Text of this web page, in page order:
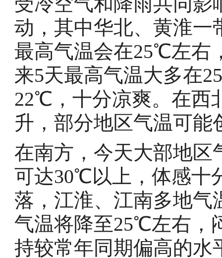
动，其中华北、黄淮一
最高气温会在25℃左右
来5天最高气温大多在
22℃，十分凉爽。在西
升，部分地区气温可能
在南方，今天大部地区
可达30℃以上，体感十
落，江淮、江南多地气
气温将降至25℃左右，
持较常年同期偏高的水